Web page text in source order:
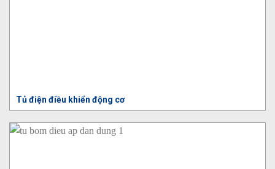
Tủ điện điều khiển động cơ